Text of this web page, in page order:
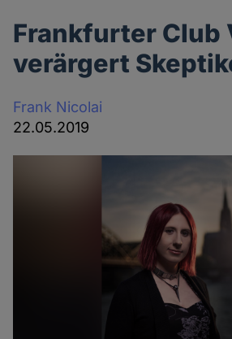
Frankfurter Club
verärgert
Frank Nicolai
22.05.2019